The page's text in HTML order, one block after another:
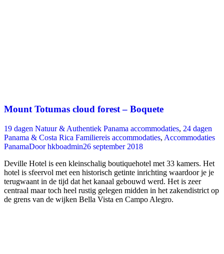
Mount Totumas cloud forest – Boquete
19 dagen Natuur & Authentiek Panama accommodaties, 24 dagen
Panama & Costa Rica Familiereis accommodaties, Accommodaties
PanamaDoorhkboadmin26 september 2018
Deville Hotel is een kleinschalig boutiquehotel met 33 kamers. Het
hotel is sfeervol met een historisch getinte inrichting waardoor je je
terugwaant in de tijd dat het kanaal gebouwd werd. Het is zeer
centraal maar toch heel rustig gelegen midden in het zakendistrict op
de grens van de wijken Bella Vista en Campo Alegro.